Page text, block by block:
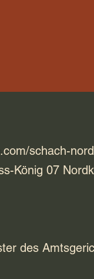
schach-
König 07
des